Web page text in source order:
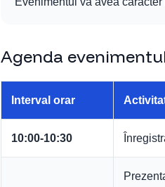
Agenda
Interval orar
10:00-10:30